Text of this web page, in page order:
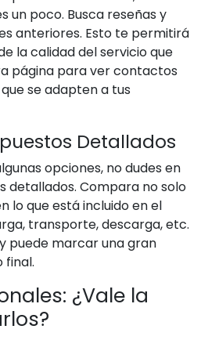
un poco. Busca reseñas y
anteriores. Esto te permitirá
la calidad del servicio que
página para ver contactos
se adapten a tus
Detallados
opciones, no dudes en
detallados. Compara no solo
lo que está incluido en el
transporte, descarga, etc.
puede marcar una gran
final.
¿Vale la